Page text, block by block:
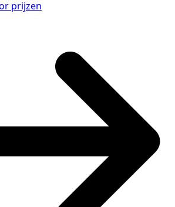
prijzen